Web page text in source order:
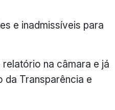
e inadmissíveis para
na câmara e já
da Transparência e